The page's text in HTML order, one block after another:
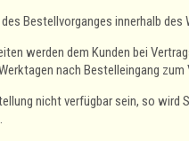
Bestellvorganges innerhalb des
werden dem Kunden bei
nach Bestelleingang zum
nicht verfügbar sein, so wird